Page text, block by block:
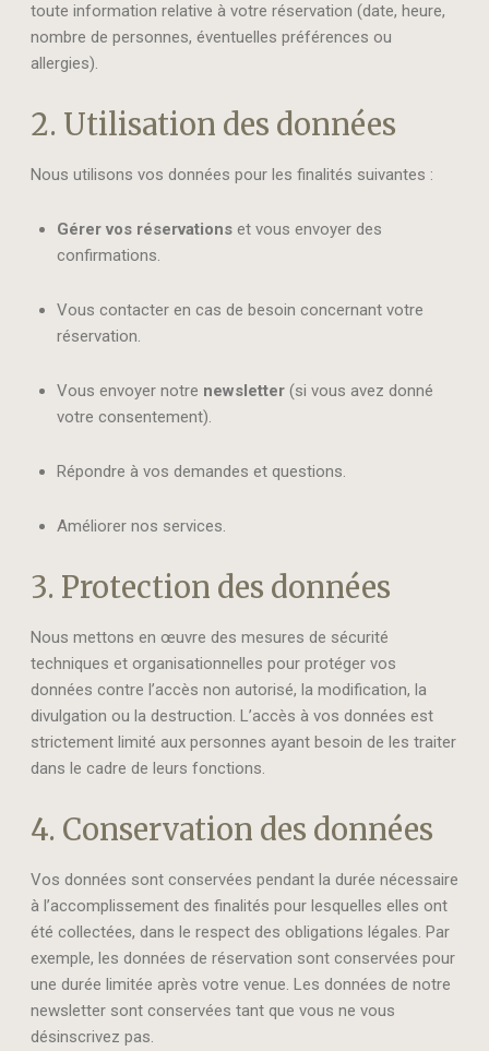
toute information relative à votre réservation (date, heure,
nombre de personnes, éventuelles préférences ou
allergies).
2. Utilisation des données
Nous utilisons vos données pour les finalités suivantes :
Gérer vos réservationset vous envoyer des
confirmations.
Vous contacter en cas de besoin concernant votre
réservation.
Vous envoyer notre newsletter(si vous avez donné
votre consentement).
Répondre à vos demandes et questions.
Améliorer nos services.
3. Protection des données
Nous mettons en œuvre des mesures de sécurité
techniques et organisationnelles pour protéger vos
données contre l’accès non autorisé, la modification, la
divulgation ou la destruction. L’accès à vos données est
strictement limité aux personnes ayant besoin de les traiter
dans le cadre de leurs fonctions.
4. Conservation des données
Vos données sont conservées pendant la durée nécessaire
à l’accomplissement des finalités pour lesquelles elles ont
été collectées, dans le respect des obligations légales. Par
exemple, les données de réservation sont conservées pour
une durée limitée après votre venue. Les données de notre
newsletter sont conservées tant que vous ne vous
désinscrivez pas.